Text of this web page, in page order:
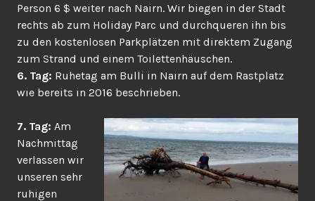
Person 6 $ weiter nach Nairn. Wir biegen in der Stadt
rechts ab zum Holiday Parc und durchqueren ihn bis
zu den kostenlosen Parkplätzen mit direktem Zugang
zum Strand und einem Toilettenhäuschen.
6. Tag: Ruhetag am Bulli in Nairn auf dem Rastplatz
wie bereits in 2016 beschrieben.
7. Tag: Am
Nachmittag
verlassen wir
unseren sehr
ruhigen